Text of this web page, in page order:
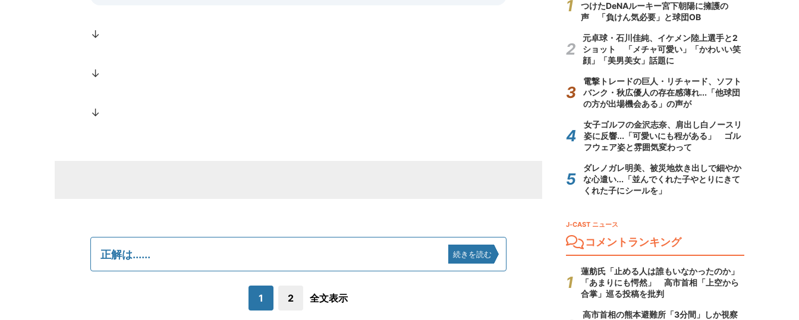
↓
↓
↓
正解は...... 続きを読む
1 2 全文表示
つけたDeNAルーキー宮下朝陽に擁護の
声 「負けん気必要」と球団OB
元卓球・石川佳純、イケメン陸上選手と2
ショット 「メチャ可愛い」「かわいい笑
顔」「美男美女」話題に
電撃トレードの巨人・リチャード、ソフト
バンク・秋広優人の存在感薄れ...「他球団
の方が出場機会ある」の声が
女子ゴルフの金沢志奈、肩出し白ノースリ
姿に反響...「可愛いにも程がある」 ゴル
フウェア姿と雰囲気変わって
ダレノガレ明美、被災地炊き出しで細やか
な心遣い...「並んでくれた子やとりにきて
くれた子にシールを」
J-CAST ニュース
コメントランキング
蓮舫氏「止める人は誰もいなかったのか」
「あまりにも愕然」 高市首相「上空から
合掌」巡る投稿を批判
高市首相の熊本避難所「3分間」しか視察